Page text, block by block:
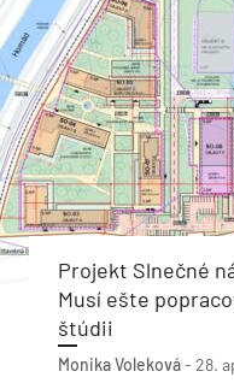
Projekt Slnečné
Musí ešte
štúdii
Monika Voleková- 28.